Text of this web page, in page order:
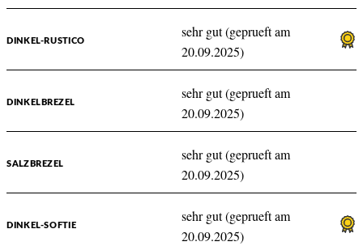
DINKEL-RUSTICO
sehr gut (geprueft am
20.09.2025)
DINKELBREZEL
sehr gut (geprueft am
20.09.2025)
SALZBREZEL
sehr gut (geprueft am
20.09.2025)
DINKEL-SOFTIE
sehr gut (geprueft am
20.09.2025)